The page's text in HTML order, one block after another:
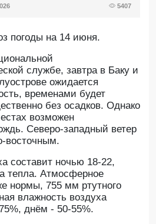
5407
погоды на 14 июня.
службе, завтра в Баку и
ожидается
временами будет
без осадков. Однако
возможен
Северо-западный ветер
восточным.
составит ночью 18-22,
тепла. Атмосферное
нормы, 755 мм ртутного
влажность воздуха
днём - 50-55%.